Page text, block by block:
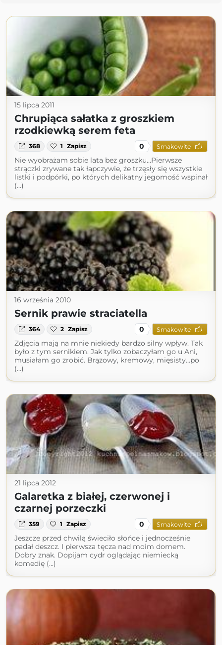
15 lipca 2011
Chrupiąca sałatka z groszkiem
rzodkiewką serem feta
368 1 Zapisz 0 Smakowite
Nie wyobrażam sobie lata bez groszku…Pierwsze
strączki zrywane tak łapczywie, że trzęsły się wszystkie
listki i podpórki, po których delikatny jegomość wspinał
(...)
16 września 2010
Sernik prawie straciatella
364 2 Zapisz 0 Smakowite
Zdjęcia mają na mnie niekiedy bardzo silny wpływ. Tak
było z tym sernikiem. Jak tylko zobaczyłam go u Ani,
musiałam go zrobić. Brązowy, kremowy, mięsisty…po
(...)
21 lipca 2012
Galaretka z białej, czerwonej i
czarnej porzeczki
359 1 Zapisz 0 Smakowite
Jeszcze przed chwilą świeciło słońce i jednocześnie
padał deszcz. I pierwsza tęcza nad moim domem.
Dobry znak. Dopijam cydr oglądając niemiecką
komedię (...)